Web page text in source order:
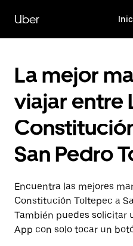
contenido
principal
Uber
La mejor
viajar entre
San Pedro
Encuentra las mejores
Constitución Toltepec a
También puedes solicitar
App con solo tocar un